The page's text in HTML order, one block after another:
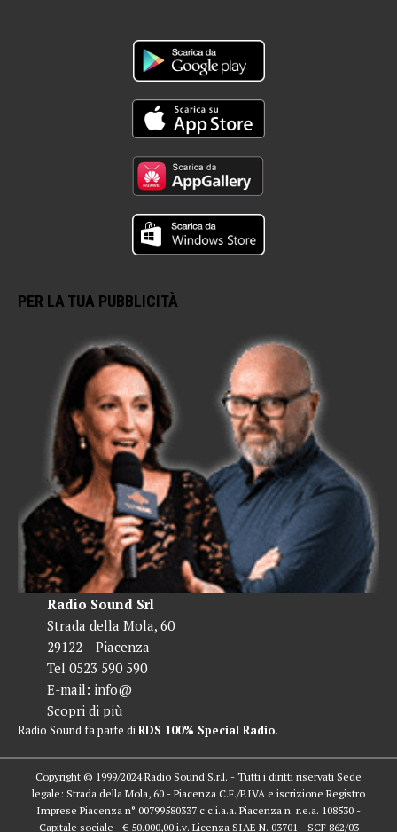
PER LA TUA PUBBLICITÀ
Radio Sound Srl
Strada della Mola, 60
29122 – Piacenza
Tel 0523 590 590
E-mail: info@
Scopri di più
Radio Sound fa parte diRDS 100% Special Radio.
Copyright © 1999/2024 Radio Sound S.r.l. - Tutti i diritti riservati Sede
legale: Strada della Mola, 60 - Piacenza C.F./P.IVA e iscrizione Registro
Imprese Piacenza n° 00799580337 c.c.i.a.a. Piacenza n. r.e.a. 108530 -
Capitale sociale - € 50.000,00 i.v. Licenza SIAE N. 03701 - SCF 862/03